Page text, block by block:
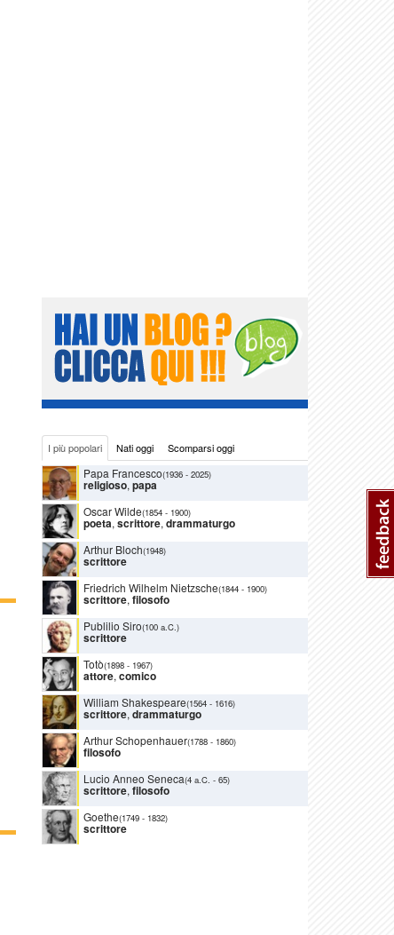
I più popolari Nati oggi Scomparsi oggi
Papa Francesco(1936 - 2025)
religioso, papa
Oscar Wilde(1854 - 1900)
poeta, scrittore, drammaturgo
Arthur Bloch(1948)
scrittore
Friedrich Wilhelm Nietzsche(1844 - 1900)
scrittore, filosofo
Publilio Siro(100 a.C.)
scrittore
Totò(1898 - 1967)
attore, comico
William Shakespeare(1564 - 1616)
scrittore, drammaturgo
Arthur Schopenhauer(1788 - 1860)
filosofo
Lucio Anneo Seneca(4 a.C. - 65)
scrittore, filosofo
Goethe(1749 - 1832)
scrittore